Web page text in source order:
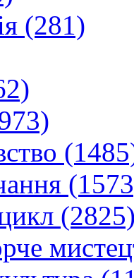
(281)